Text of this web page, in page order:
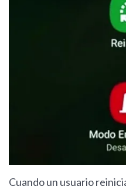
Cuando un usuario